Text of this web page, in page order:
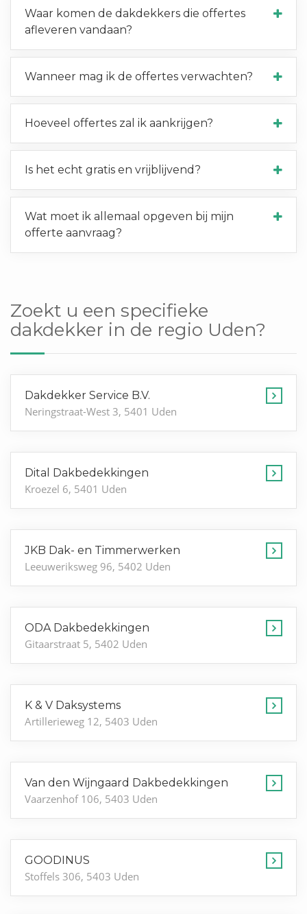
Waar komen de dakdekkers die offertes
afleveren vandaan?
Wanneer mag ik de offertes verwachten?
Hoeveel offertes zal ik aankrijgen?
Is het echt gratis en vrijblijvend?
Wat moet ik allemaal opgeven bij mijn
offerte aanvraag?
Zoekt u een specifieke
dakdekker in de regio Uden?
Dakdekker Service B.V.
Neringstraat-West 3, 5401 Uden
Dital Dakbedekkingen
Kroezel 6, 5401 Uden
JKB Dak- en Timmerwerken
Leeuweriksweg 96, 5402 Uden
ODA Dakbedekkingen
Gitaarstraat 5, 5402 Uden
K & V Daksystems
Artillerieweg 12, 5403 Uden
Van den Wijngaard Dakbedekkingen
Vaarzenhof 106, 5403 Uden
GOODINUS
Stoffels 306, 5403 Uden